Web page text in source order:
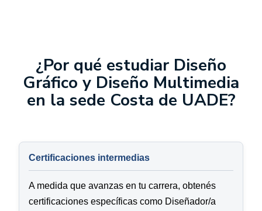
¿Por qué estudiar Diseño
Gráfico y Diseño Multimedia
en la sede Costa de UADE?
Certificaciones intermedias
A medida que avanzas en tu carrera, obtenés
certificaciones específicas como Diseñador/a